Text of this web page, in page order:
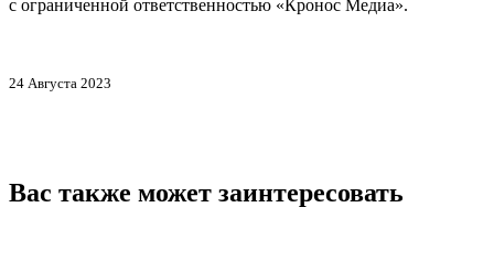
с ограниченной ответственностью «Кронос Медиа».
24 Августа 2023
Вас также может заинтересовать